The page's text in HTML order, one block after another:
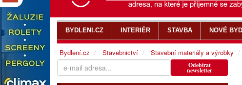
Odebírat
newsletter
BYDLENI.CZ INTERIÉR STAVBA NOVÉ
Bydlení.cz Stavebnictví Stavební materiály a výrobky